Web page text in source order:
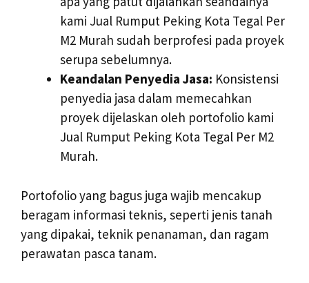
kami Jual Rumput Peking Kota Tegal Per
M2 Murah sudah berprofesi pada proyek
serupa sebelumnya.
Keandalan Penyedia Jasa: Konsistensi
penyedia jasa dalam memecahkan
proyek dijelaskan oleh portofolio kami
Jual Rumput Peking Kota Tegal Per M2
Murah.
Portofolio yang bagus juga wajib mencakup
beragam informasi teknis, seperti jenis tanah
yang dipakai, teknik penanaman, dan ragam
perawatan pasca tanam.